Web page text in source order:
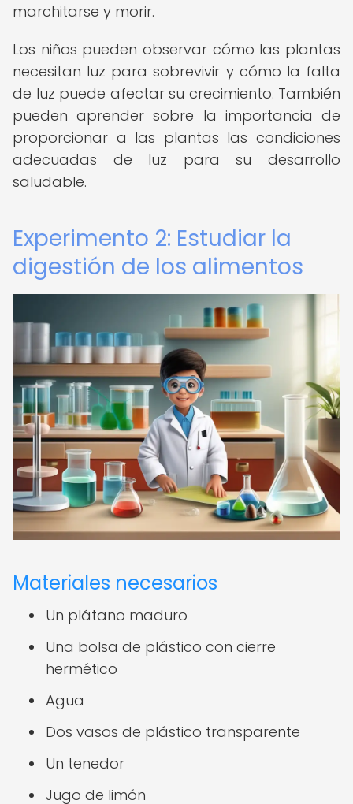
marchitarse y morir.
Los niños pueden observar cómo las plantas
necesitan luz para sobrevivir y cómo la falta
de luz puede afectar su crecimiento. También
pueden aprender sobre la importancia de
proporcionar a las plantas las condiciones
adecuadas de luz para su desarrollo
saludable.
Experimento 2: Estudiar la
digestión de los alimentos
Materiales necesarios
Un plátano maduro
Una bolsa de plástico con cierre
hermético
Agua
Dos vasos de plástico transparente
Un tenedor
Jugo de limón